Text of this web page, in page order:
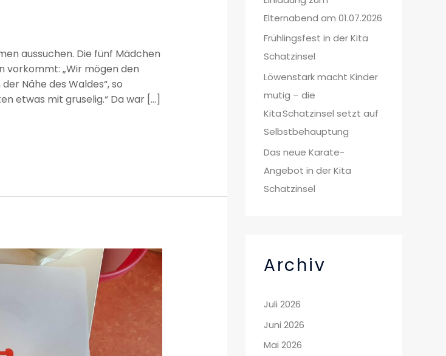
aussuchen. Die fünf Mädchen
vorkommt: „Wir mögen den
Nähe des Waldes“, so
etwas mit gruselig.“ Da war […]
Elternabend am 01.07.2026
Frühlingsfest in der Kita
Schatzinsel
Löwenstark macht Kinder
mutig – die
Kita Schatzinsel setzt auf
Selbstbehauptung
Das neue Karate-
Angebot in der Kita
Schatzinsel
Archiv
Juli 2026
Juni 2026
Mai 2026